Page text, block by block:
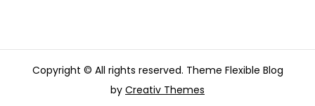
Copyright © All rights reserved. Theme Flexible Blog
by Creativ Themes